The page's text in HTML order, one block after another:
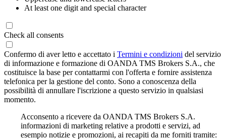
At least one digit and special character
Check all consents
Confermo di aver letto e accettato i Termini e condizioni del servizio
di informazione e formazione di OANDA TMS Brokers S.A., che
costituisce la base per contattarmi con l'offerta e fornire assistenza
telefonica per la gestione del conto. Sono a conoscenza della
possibilità di annullare l'iscrizione a questo servizio in qualsiasi
momento.
Acconsento a ricevere da OANDA TMS Brokers S.A.
informazioni di marketing relative a prodotti e servizi, ad
esempio notizie e promozioni, ai recapiti da me forniti tramite: